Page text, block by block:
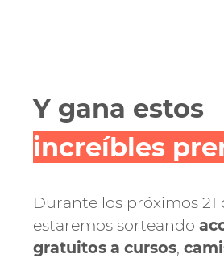
Y gana estos
increíbles
Durante los próximos 21
estaremos sorteando
gratuitos a cursos